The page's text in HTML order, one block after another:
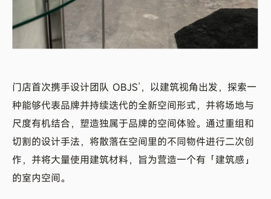
门店首次携手设计团队 OBJS’，以建筑视角出发，探索一
种能够代表品牌并持续迭代的全新空间形式，并将场地与
尺度有机结合，塑造独属于品牌的空间体验。通过重组和
切割的设计手法，将散落在空间里的不同物件进行二次创
作，并将大量使用建筑材料，旨为营造一个有「建筑感」
的室内空间。